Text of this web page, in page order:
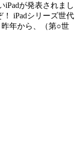
iPadが発表されまし
iPadシリーズ世代
年から、（第○世